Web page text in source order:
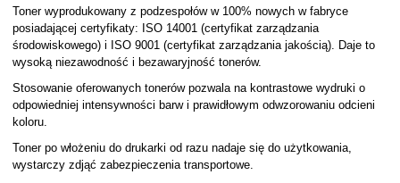
Toner wyprodukowany z podzespołów w 100% nowych w fabryce
posiadającej certyfikaty: ISO 14001 (certyfikat zarządzania
środowiskowego) i ISO 9001 (certyfikat zarządzania jakością). Daje to
wysoką niezawodność i bezawaryjność tonerów.
Stosowanie oferowanych tonerów pozwala na kontrastowe wydruki o
odpowiedniej intensywności barw i prawidłowym odwzorowaniu odcieni
koloru.
Toner po włożeniu do drukarki od razu nadaje się do użytkowania,
wystarczy zdjąć zabezpieczenia transportowe.